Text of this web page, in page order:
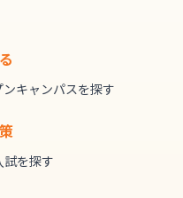
ンキャンパスを探す
試を探す